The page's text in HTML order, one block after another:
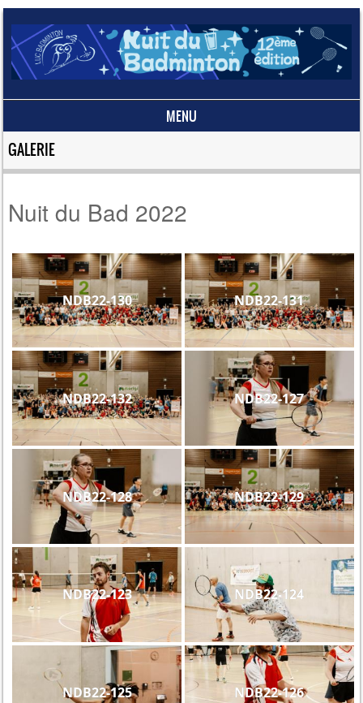
MENU
Skip to content
GALERIE
Nuit du Bad 2022
NDB22-130 NDB22-131
NDB22-132 NDB22-127
NDB22-128 NDB22-129
NDB22-123 NDB22-124
NDB22-125 NDB22-126